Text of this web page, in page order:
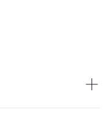
juf denken ze
en nog veel